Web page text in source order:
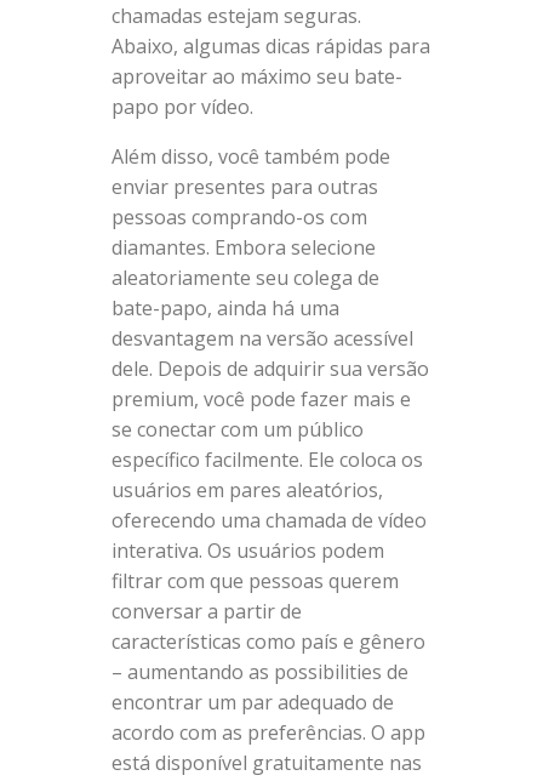
chamadas estejam seguras.
Abaixo, algumas dicas rápidas para
aproveitar ao máximo seu bate-
papo por vídeo.
Além disso, você também pode
enviar presentes para outras
pessoas comprando-os com
diamantes. Embora selecione
aleatoriamente seu colega de
bate-papo, ainda há uma
desvantagem na versão acessível
dele. Depois de adquirir sua versão
premium, você pode fazer mais e
se conectar com um público
específico facilmente. Ele coloca os
usuários em pares aleatórios,
oferecendo uma chamada de vídeo
interativa. Os usuários podem
filtrar com que pessoas querem
conversar a partir de
características como país e gênero
– aumentando as possibilities de
encontrar um par adequado de
acordo com as preferências. O app
está disponível gratuitamente nas